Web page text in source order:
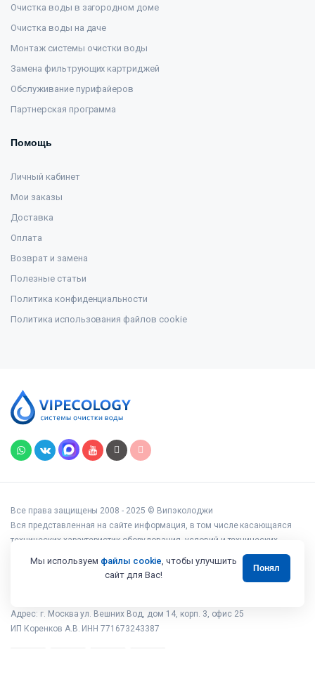
Очистка воды в загородном доме
Очистка воды на даче
Монтаж системы очистки воды
Замена фильтрующих картриджей
Обслуживание пурифайеров
Партнерская программа
Помощь
Личный кабинет
Мои заказы
Доставка
Оплата
Возврат и замена
Полезные статьи
Политика конфиденциальности
Политика использования файлов cookie
Все права защищены 2008 - 2025 © Випэколоджи
Вся представленная на сайте информация, в том числе касающаяся
технических характеристик оборудования, условий и технических
возможностей подключения, наличия на складе, стоимости товаров и
услуг, носит информационный характер и ни при каких условиях не
является публичной офертой, определяемой положениями статьи 437
Адрес: г. Москва ул. Вешних Вод, дом 14, корп. 3, офис 25
ИП Коренков А.В. ИНН 771673243387
Мы используем файлы cookie, чтобы улучшить
сайт для Вас!
Понял